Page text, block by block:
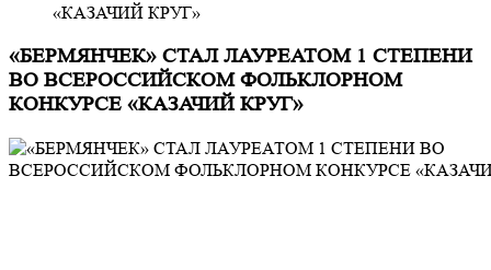
«КАЗАЧИЙ КРУГ»
«БЕРМЯНЧЕК» СТАЛ ЛАУРЕАТОМ 1 СТЕПЕНИ
ВО ВСЕРОССИЙСКОМ ФОЛЬКЛОРНОМ
КОНКУРСЕ «КАЗАЧИЙ КРУГ»